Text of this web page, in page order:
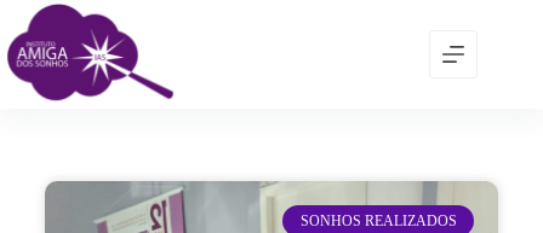
SONHOS REALIZADOS